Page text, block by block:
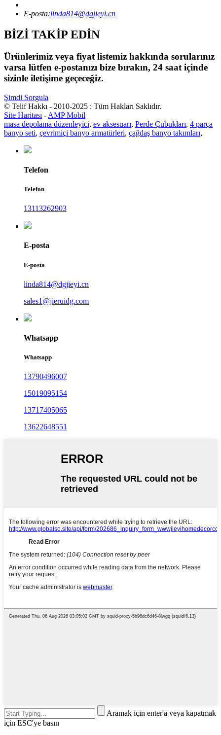
E-posta:linda814@dgjieyi.cn
BİZİ TAKİP EDİN
Ürünlerimiz veya fiyat listemiz hakkında sorularınız
varsa lütfen e-postanızı bize bırakın, 24 saat içinde
sizinle iletişime geçeceğiz.
Şimdi Sorgula
© Telif Hakkı - 2010-2025 : Tüm Hakları Saklıdır.
Site Haritası - AMP Mobil
masa depolama düzenleyici, ev aksesuarı, Perde Çubukları, 4 parça
banyo seti, çevrimiçi banyo armatürleri, çağdaş banyo takımları,
Telefon
Telefon
13113262903
E-posta
E-posta
linda814@dgjieyi.cn
sales1@jieruidg.com
Whatsapp
Whatsapp
13790496007
15019095154
13717405065
13622648551
Aramak için enter'a veya kapatmak
için ESC'ye basın